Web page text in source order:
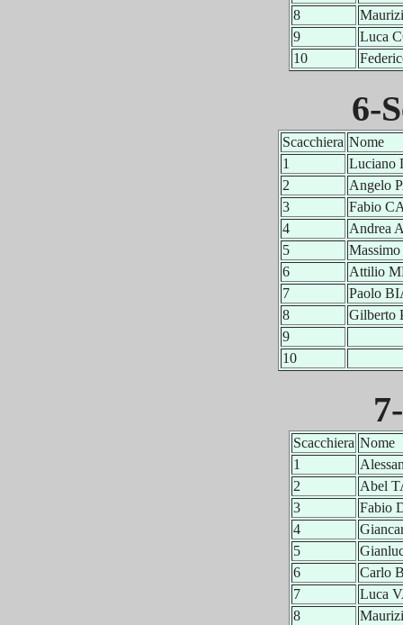
8
9
Luca
10
6-
Scacchiera Nome
1
Luciano
2
Angelo
3
Fabio
4
Andrea
5
6
Attilio
7
Paolo
8
Gilberto
9
10
Scacchiera Nome
1
2
Abel
3
Fabio
4
5
6
Carlo
7
Luca
8